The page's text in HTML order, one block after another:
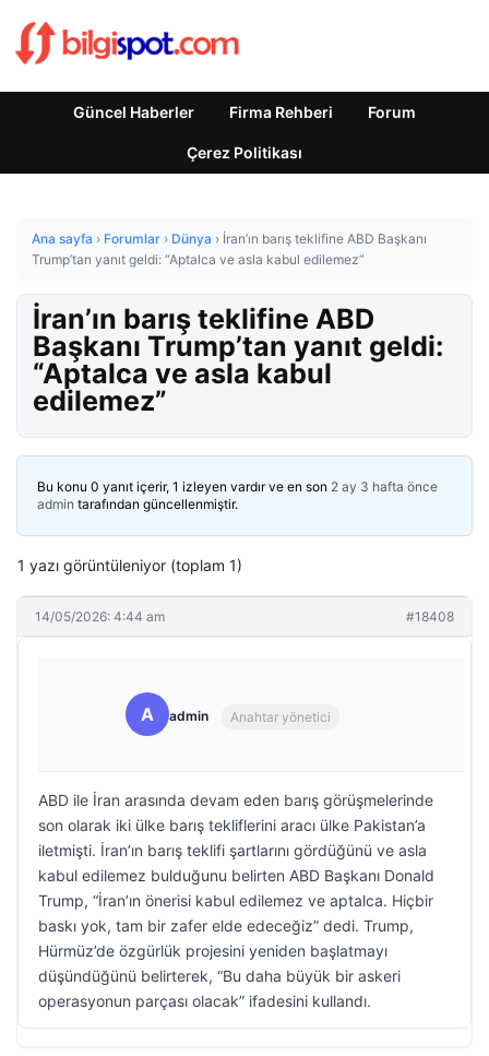
Güncel Haberler Firma Rehberi Forum
Çerez Politikası
Ana sayfa › Forumlar › Dünya › İran’ın barış teklifine ABD Başkanı
Trump’tan yanıt geldi: “Aptalca ve asla kabul edilemez”
İran’ın barış teklifine ABD
Başkanı Trump’tan yanıt geldi:
“Aptalca ve asla kabul
edilemez”
Bu konu 0 yanıt içerir, 1 izleyen vardır ve en son 2 ay 3 hafta önce
admin tarafından güncellenmiştir.
1 yazı görüntüleniyor (toplam 1)
14/05/2026: 4:44 am #18408
A admin Anahtar yönetici
ABD ile İran arasında devam eden barış görüşmelerinde
son olarak iki ülke barış tekliflerini aracı ülke Pakistan’a
iletmişti. İran’ın barış teklifi şartlarını gördüğünü ve asla
kabul edilemez bulduğunu belirten ABD Başkanı Donald
Trump, “İran’ın önerisi kabul edilemez ve aptalca. Hiçbir
baskı yok, tam bir zafer elde edeceğiz” dedi. Trump,
Hürmüz’de özgürlük projesini yeniden başlatmayı
düşündüğünü belirterek, “Bu daha büyük bir askeri
operasyonun parçası olacak” ifadesini kullandı.